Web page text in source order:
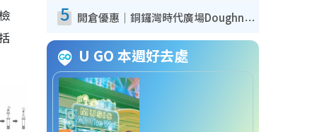
5 開倉優惠｜銅鑼灣時代廣場Doughnut/Campo Marzio開倉低至1折！背囊、書包、手袋劈價$200起
U GO 本週好去處